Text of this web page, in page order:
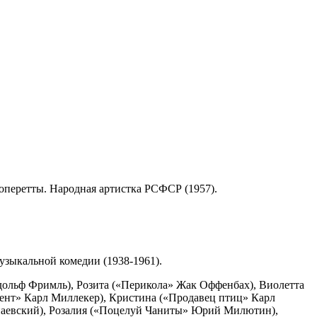
Народная артистка РСФСР (1957).
комедии (1938-1961).
Фримль), Розита («Перикола» Жак Оффенбах), Виолетта
Карл Миллекер), Кристина («Продавец птиц» Карл
Розалия («Поцелуй Чаниты» Юрий Милютин),